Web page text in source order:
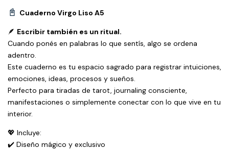
📓 Cuaderno Virgo Liso A5
🪶 Escribir también es un ritual.
Cuando ponés en palabras lo que sentís, algo se ordena
adentro.
Este cuaderno es tu espacio sagrado para registrar intuiciones,
emociones, ideas, procesos y sueños.
Perfecto para tiradas de tarot, journaling consciente,
manifestaciones o simplemente conectar con lo que vive en tu
interior.
💖 Incluye:
✔️ Diseño mágico y exclusivo